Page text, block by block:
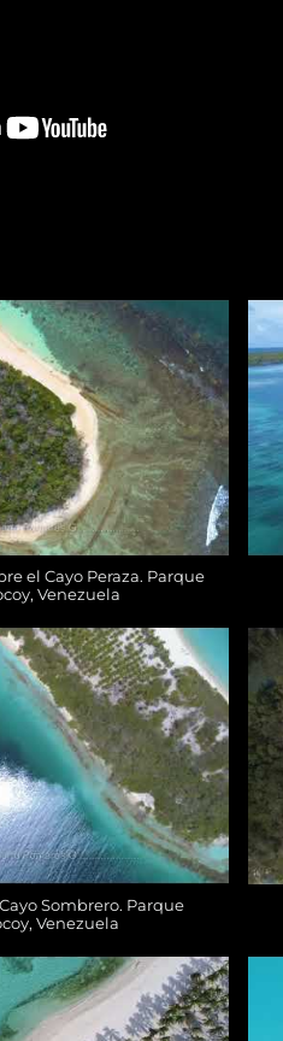
el Cayo Peraza. Parque
Venezuela
Sombrero. Parque
Venezuela